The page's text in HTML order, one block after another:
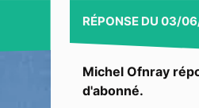
RÉPONSEDU 03/
Michel Ofnray
d'abonné.